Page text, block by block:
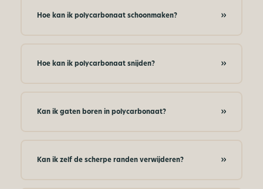
Hoe kan ik polycarbonaat schoonmaken?
Hoe kan ik polycarbonaat snijden?
Kan ik gaten boren in polycarbonaat?
Kan ik zelf de scherpe randen verwijderen?